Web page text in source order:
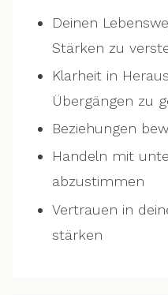
Deinen
Stärken zu
Klarheit in
Übergängen zu
Beziehungen
Handeln mit
abzustimmen
Vertrauen in
stärken